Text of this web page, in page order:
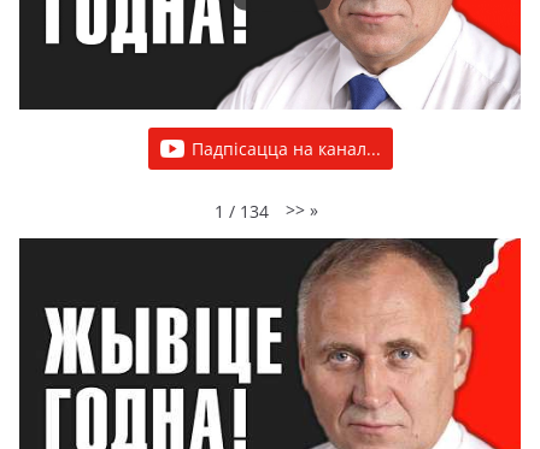
Падпісацца на канал...
1 / 134 >> »